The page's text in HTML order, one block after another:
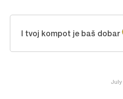
July
I tvoj kompot je baš dobar